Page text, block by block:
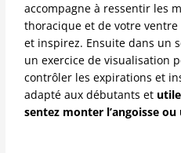
accompagne à ressentir les
thoracique et de votre
et inspirez. Ensuite dans un
un exercice de visualisation
contrôler lesexpirations et
adapté aux débutants et
sentez monter l’angoisse